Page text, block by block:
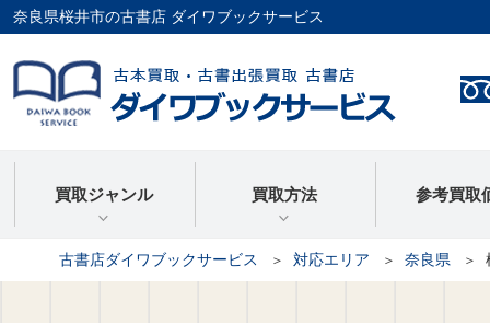
奈良県桜井市の古書店 ダイワブックサービス
買取ジャンル 買取方法 参考買取
古書店ダイワブックサービス 対応エリア 奈良県